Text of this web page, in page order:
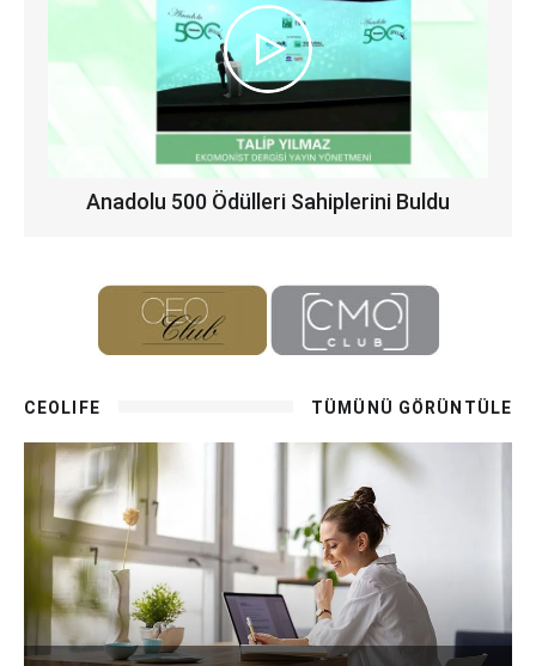
Anadolu 500 Ödülleri Sahiplerini Buldu
CEOLIFE TÜMÜNÜ GÖRÜNTÜLE